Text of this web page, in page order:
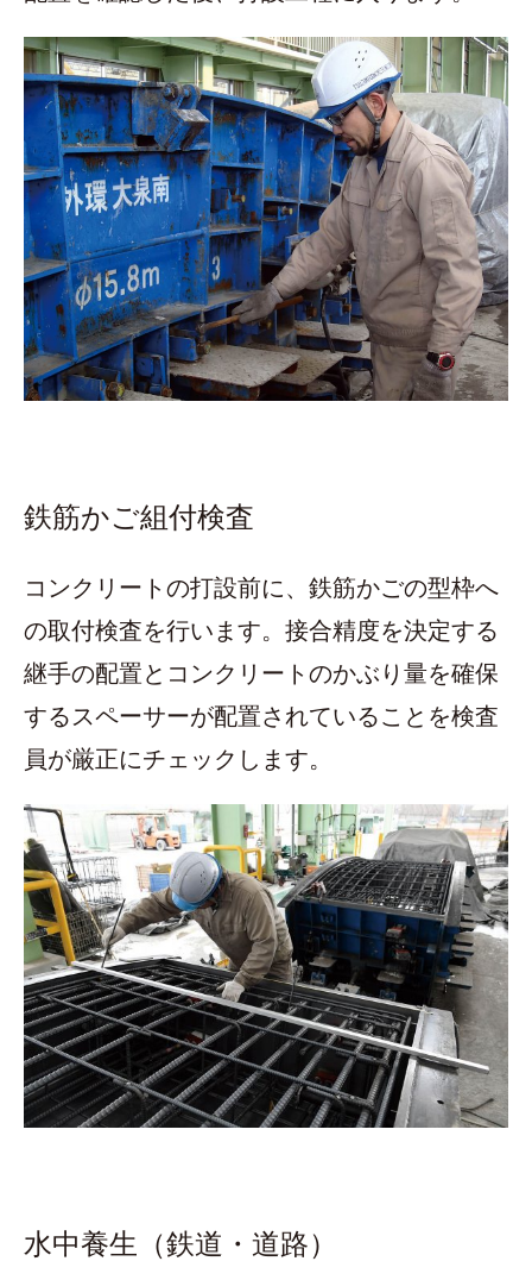
鉄筋かご組付検査
コンクリートの打設前に、鉄筋かごの型枠へ
の取付検査を行います。接合精度を決定する
継手の配置とコンクリートのかぶり量を確保
するスペーサーが配置されていることを検査
員が厳正にチェックします。
水中養生（鉄道・道路）